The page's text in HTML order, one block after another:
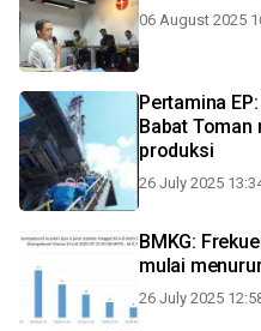
06 August 2025
Pertamina
Babat Toman
produksi
26 July 2025
BMKG:
mulai
26 July 2025